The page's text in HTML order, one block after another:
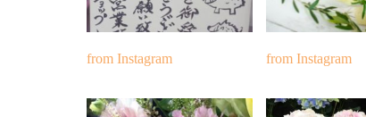
from Instagram from Instagram